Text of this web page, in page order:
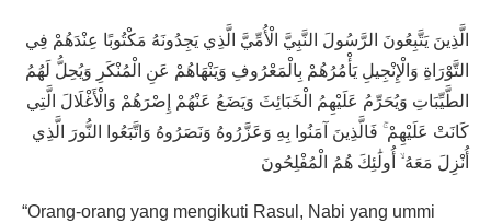
الَّذِينَ يَتَّبِعُونَ الرَّسُولَ النَّبِيَّ الْأُمِّيَّ الَّذِي يَجِدُونَهُ مَكْتُوبًا عِنْدَهُمْ فِي
التَّوْرَاةِ وَالْإِنْجِيلِ يَأْمُرُهُمْ بِالْمَعْرُوفِ وَيَنْهَاهُمْ عَنِ الْمُنْكَرِ وَيُحِلُّ لَهُمُ
الطَّيِّبَاتِ وَيُحَرِّمُ عَلَيْهِمُ الْخَبَائِثَ وَيَضَعُ عَنْهُمْ إِصْرَهُمْ وَالْأَغْلَالَ الَّتِي
كَانَتْ عَلَيْهِمْ ۚ فَالَّذِينَ آمَنُوا بِهِ وَعَزَّرُوهُ وَنَصَرُوهُ وَاتَّبَعُوا النُّورَ الَّذِي
أُنْزِلَ مَعَهُ ۙ أُولَٰئِكَ هُمُ الْمُفْلِحُونَ
“Orang-orang yang mengikuti Rasul, Nabi yang ummi